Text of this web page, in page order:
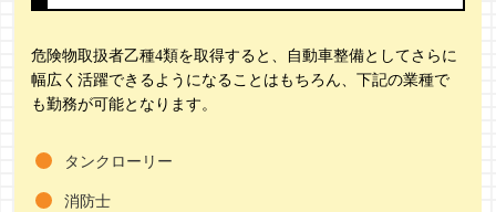
危険物取扱者乙種4類を取得すると、自動車整備としてさらに
幅広く活躍できるようになることはもちろん、下記の業種で
も勤務が可能となります。
タンクローリー
消防士